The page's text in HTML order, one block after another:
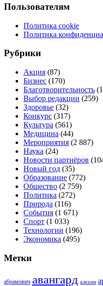
Пользователям
Политика cookie
Политика
Рубрики
Акция (87)
Бизнес (170)
Благотворительность
Выбор редакции (259)
Здоровье (32)
Конкурс (317)
Культура (561)
Медицина (44)
Мероприятия (2 887)
Наука (24)
Новости партнёров
Новый год (35)
Образование (772)
Общество (2 759)
Политика (272)
Природа (116)
События (1 671)
Спорт (1 033)
Технологии (196)
Экономика (495)
Метки
абрамович авангард алехин